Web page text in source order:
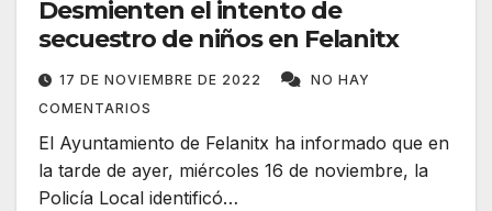
Desmienten el intento de
secuestro de niños en Felanitx
17 DE NOVIEMBRE DE 2022
NO HAY
COMENTARIOS
El Ayuntamiento de Felanitx ha informado que en
la tarde de ayer, miércoles 16 de noviembre, la
Policía Local identificó…